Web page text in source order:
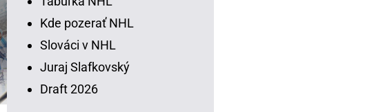
Kde pozerať NHL
Slováci v NHL
Juraj Slafkovský
Draft 2026